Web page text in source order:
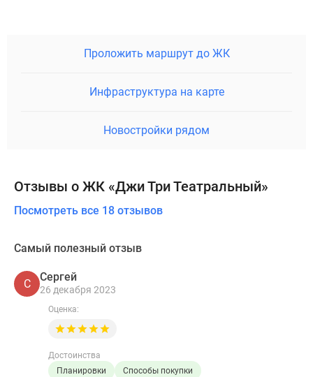
Проложить маршрут до ЖК
Инфраструктура на карте
Новостройки рядом
Отзывы о ЖК «Джи Три Театральный»
Посмотреть все 18 отзывов
Самый полезный отзыв
С
Сергей
26 декабря 2023
Оценка:
Достоинства
Планировки
Способы покупки